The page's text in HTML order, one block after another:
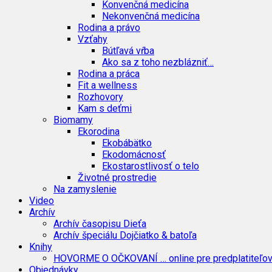
Konvenčná medicína
Nekonvenčná medicína
Rodina a právo
Vzťahy
Bútľavá vŕba
Ako sa z toho nezblázniť…
Rodina a práca
Fit a wellness
Rozhovory
Kam s deťmi
Biomamy
Ekorodina
Ekobábätko
Ekodomácnosť
Ekostarostlivosť o telo
Životné prostredie
Na zamyslenie
Video
Archív
Archív časopisu Dieťa
Archív špeciálu Dojčiatko & batoľa
Knihy
HOVORME O OČKOVANÍ … online pre predplatiteľov